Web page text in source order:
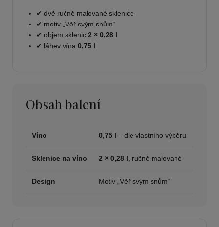
✔ dvě ručně malované sklenice
✔ motiv „Věř svým snům“
✔ objem sklenic 2 × 0,28 l
✔ láhev vína 0,75 l
Obsah balení
Víno 0,75 l – dle vlastního výběru
Sklenice na víno 2 × 0,28 l , ručně malované
Design Motiv „Věř svým snům“